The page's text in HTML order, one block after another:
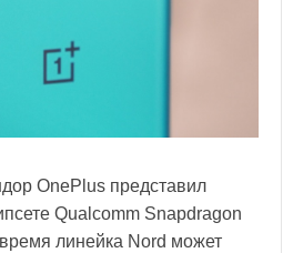
OnePlus представил
Qualcomm Snapdragon
линейка Nord может